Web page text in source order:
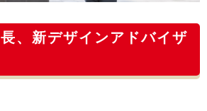
、新デザインアドバイザ